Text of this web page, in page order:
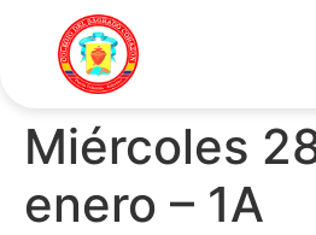
Miércoles
enero – 1A